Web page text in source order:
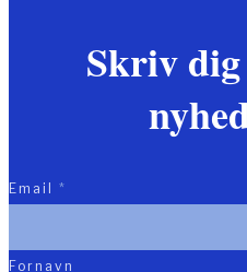
Skriv
Email *
Fornavn